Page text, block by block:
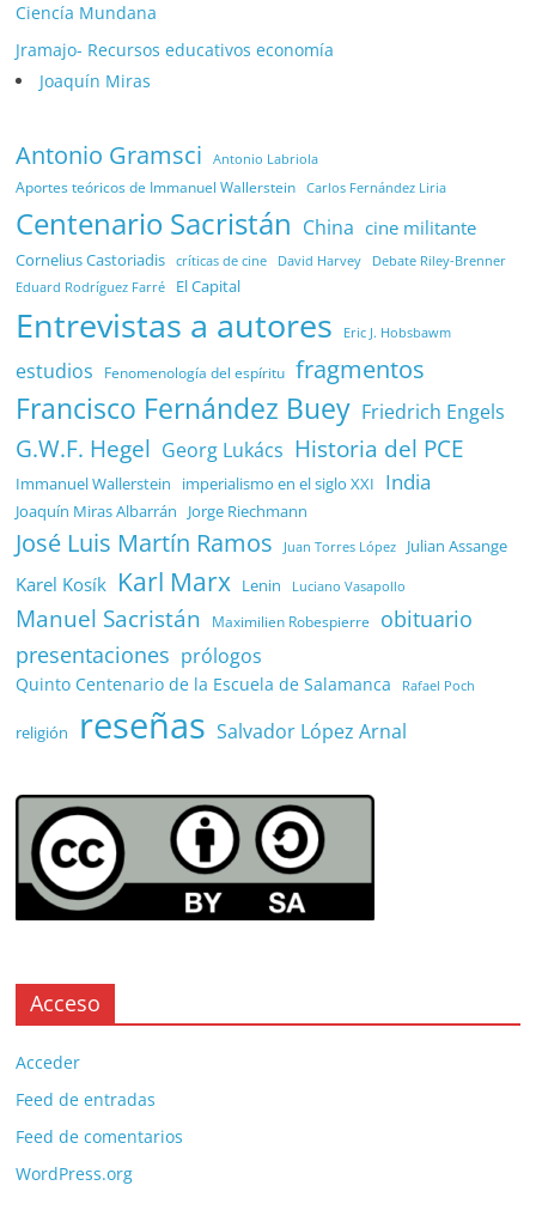
Ciencía Mundana
Jramajo- Recursos educativos economía
Joaquín Miras
Antonio Gramsci Antonio Labriola
Aportes teóricos de Immanuel Wallerstein Carlos Fernández Liria
Centenario Sacristán China cine militante
Cornelius Castoriadis críticas de cine David Harvey Debate Riley-Brenner
Eduard Rodríguez Farré El Capital
Entrevistas a autores Eric J. Hobsbawm
estudios Fenomenología del espíritu fragmentos
Francisco Fernández Buey Friedrich Engels
G.W.F. Hegel Georg Lukács Historia del PCE
Immanuel Wallerstein imperialismo en el siglo XXI India
Joaquín Miras Albarrán Jorge Riechmann
José Luis Martín Ramos Juan Torres López Julian Assange
Karel Kosík Karl Marx Lenin Luciano Vasapollo
Manuel Sacristán Maximilien Robespierre
obituario
presentaciones prólogos
Quinto Centenario de la Escuela de Salamanca Rafael Poch
religión reseñas Salvador López Arnal
Acceso
Acceder
Feed de entradas
Feed de comentarios
WordPress.org